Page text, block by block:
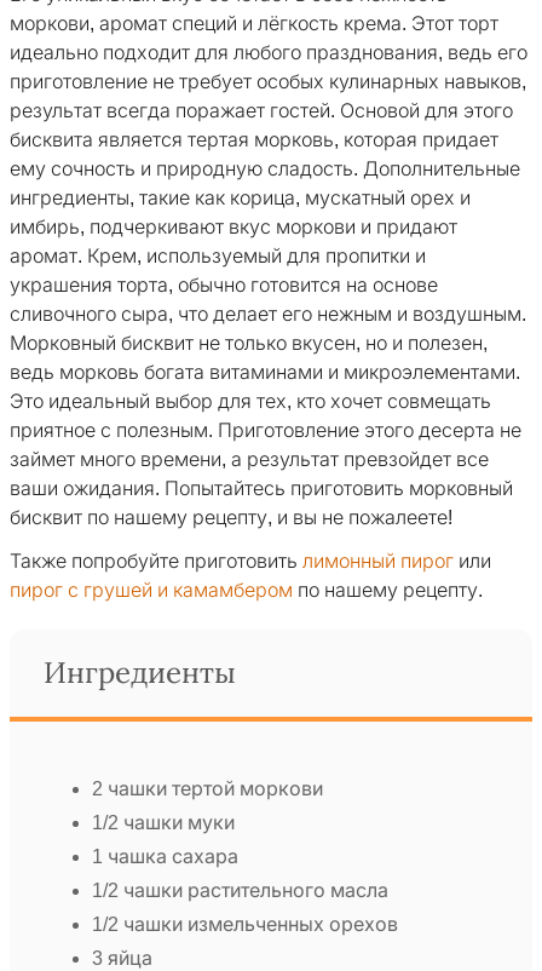
моркови, аромат специй и лёгкость крема. Этот торт
идеально подходит для любого празднования, ведь его
приготовление не требует особых кулинарных навыков,
результат всегда поражает гостей. Основой для этого
бисквита является тертая морковь, которая придает
ему сочность и природную сладость. Дополнительные
ингредиенты, такие как корица, мускатный орех и
имбирь, подчеркивают вкус моркови и придают
аромат. Крем, используемый для пропитки и
украшения торта, обычно готовится на основе
сливочного сыра, что делает его нежным и воздушным.
Морковный бисквит не только вкусен, но и полезен,
ведь морковь богата витаминами и микроэлементами.
Это идеальный выбор для тех, кто хочет совмещать
приятное с полезным. Приготовление этого десерта не
займет много времени, а результат превзойдет все
ваши ожидания. Попытайтесь приготовить морковный
бисквит по нашему рецепту, и вы не пожалеете!
Также попробуйте приготовить лимонный пирог или
пирог с грушей и камамбером по нашему рецепту.
Ингредиенты
2 чашки тертой моркови
1/2 чашки муки
1 чашка сахара
1/2 чашки растительного масла
1/2 чашки измельченных орехов
3 яйца